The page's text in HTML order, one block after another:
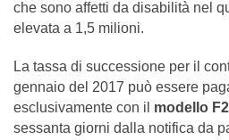
che sono affetti da disabilità nel
elevata a 1,5 milioni.
La tassa di successione per il
gennaio del 2017 può essere
esclusivamente con il modello
sessanta giorni dalla notifica da